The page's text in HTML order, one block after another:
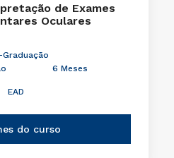
de Exames
Oculares
6 Meses
EAD
do curso